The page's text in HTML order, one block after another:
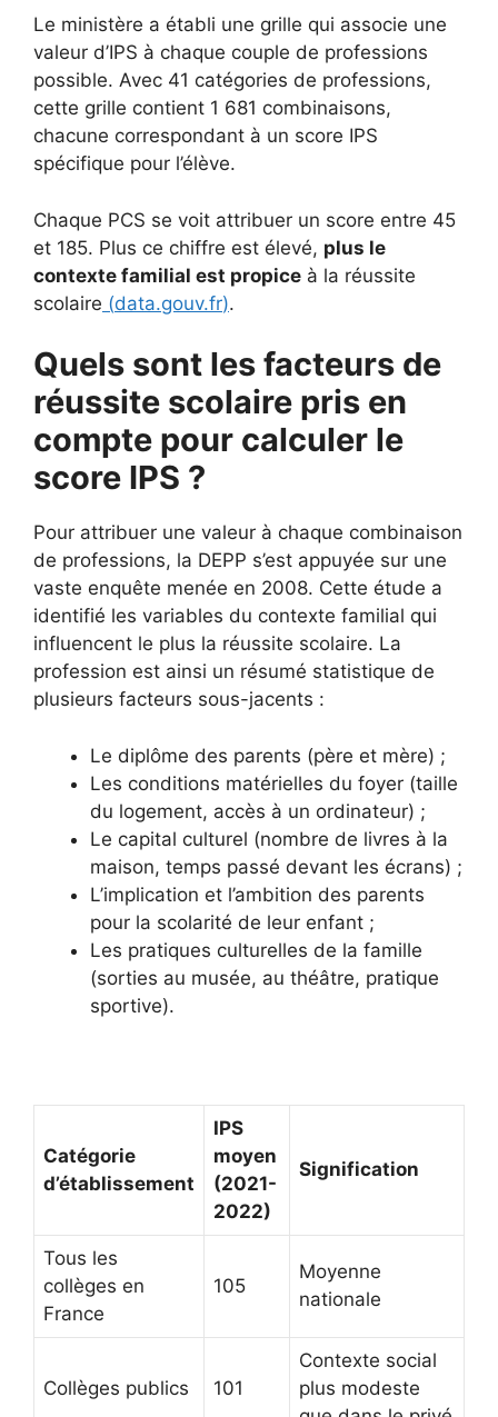
Le ministère a établi une grille qui associe une
valeur d’IPS à chaque couple de professions
possible. Avec 41 catégories de professions,
cette grille contient 1 681 combinaisons,
chacune correspondant à un score IPS
spécifique pour l’élève.
Chaque PCS se voit attribuer un score entre 45
et 185. Plus ce chiffre est élevé, plus le
contexte familial est propice à la réussite
scolaire (data.gouv.fr).
Quels sont les facteurs de
réussite scolaire pris en
compte pour calculer le
score IPS ?
Pour attribuer une valeur à chaque combinaison
de professions, la DEPP s’est appuyée sur une
vaste enquête menée en 2008. Cette étude a
identifié les variables du contexte familial qui
influencent le plus la réussite scolaire. La
profession est ainsi un résumé statistique de
plusieurs facteurs sous-jacents :
Le diplôme des parents (père et mère) ;
Les conditions matérielles du foyer (taille
du logement, accès à un ordinateur) ;
Le capital culturel (nombre de livres à la
maison, temps passé devant les écrans) ;
L’implication et l’ambition des parents
pour la scolarité de leur enfant ;
Les pratiques culturelles de la famille
(sorties au musée, au théâtre, pratique
sportive).
Catégorie
d’établissement
IPS
moyen
(2021-
2022)
Signification
Tous les
collèges en
France
105
Moyenne
nationale
Collèges publics 101
Contexte social
plus modeste